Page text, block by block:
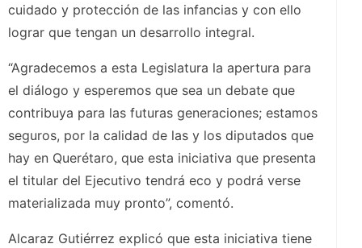
cuidado y protección de las infancias y con ello
lograr que tengan un desarrollo integral.
“Agradecemos a esta Legislatura la apertura para
el diálogo y esperemos que sea un debate que
contribuya para las futuras generaciones; estamos
seguros, por la calidad de las y los diputados que
hay en Querétaro, que esta iniciativa que presenta
el titular del Ejecutivo tendrá eco y podrá verse
materializada muy pronto”, comentó.
Alcaraz Gutiérrez explicó que esta iniciativa tiene